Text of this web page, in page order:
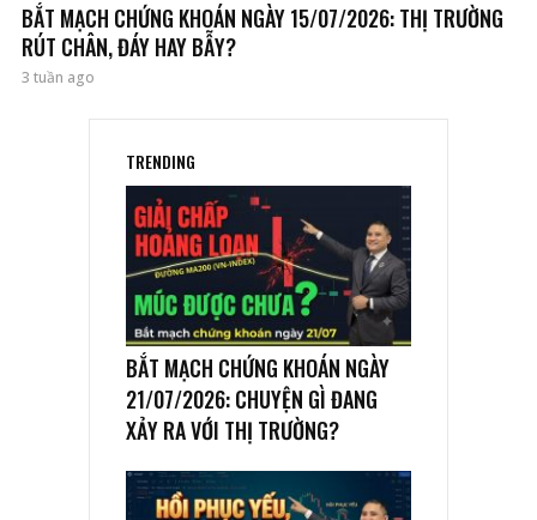
BẮT MẠCH CHỨNG KHOÁN NGÀY 15/07/2026: THỊ TRƯỜNG
RÚT CHÂN, ĐÁY HAY BẪY?
3 tuần ago
TRENDING
BẮT MẠCH CHỨNG KHOÁN NGÀY
21/07/2026: CHUYỆN GÌ ĐANG
XẢY RA VỚI THỊ TRƯỜNG?